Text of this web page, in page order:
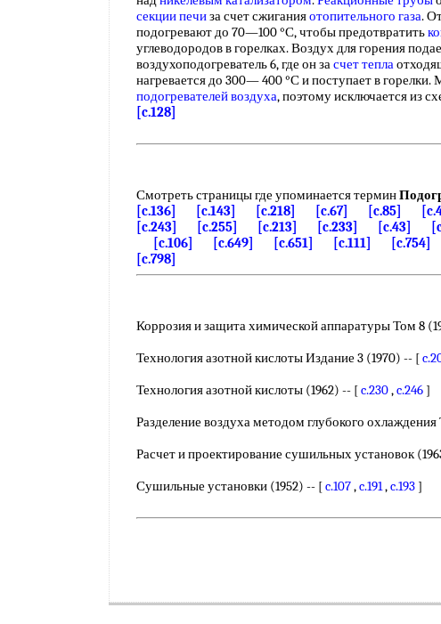
секции печиза счет сжиганияотопительного газа.
подогревают до 70—100 °С, чтобы предотвратить
углеводородов в горелках. Воздух для горения
воздухоподогреватель 6, где он засчет тепла
нагревается до 300— 400 °С и поступает в
подогревателей воздуха, поэтому исключается из
[c.128]
Смотреть страницы где упоминается термин
[c.136]
[c.143] [c.218] [c.67] [c.85]
[c.243]
[c.255] [c.213] [c.233] [c.43]
[c.106]
[c.649] [c.651] [c.111] [c.754]
[c.798]
Коррозия и защита химической аппаратуры Том 8
Технология азотной кислоты Издание 3 (1970) -- [
Технология азотной кислоты (1962) -- [c.230,c.246 ]
Разделение воздуха методом глубокого
Расчет и проектирование сушильных установок
Сушильные установки (1952) -- [c.107,c.191,c.193 ]